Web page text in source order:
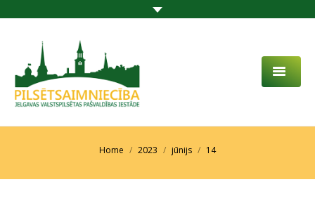
PAR MUMS
Home 2023 jūnijs 14